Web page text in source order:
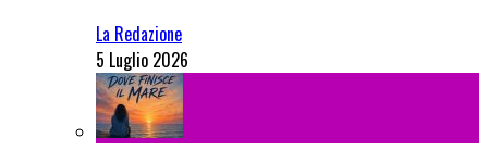
La Redazione
5 Luglio 2026